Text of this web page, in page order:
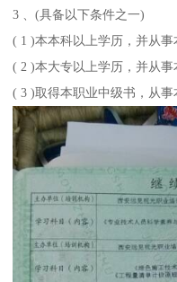
3 、(具备以下条件之一)
( 1 )本本科以上学历，并从事
( 2 )本大专以上学历，并从事
( 3 )取得本职业中级书，从事